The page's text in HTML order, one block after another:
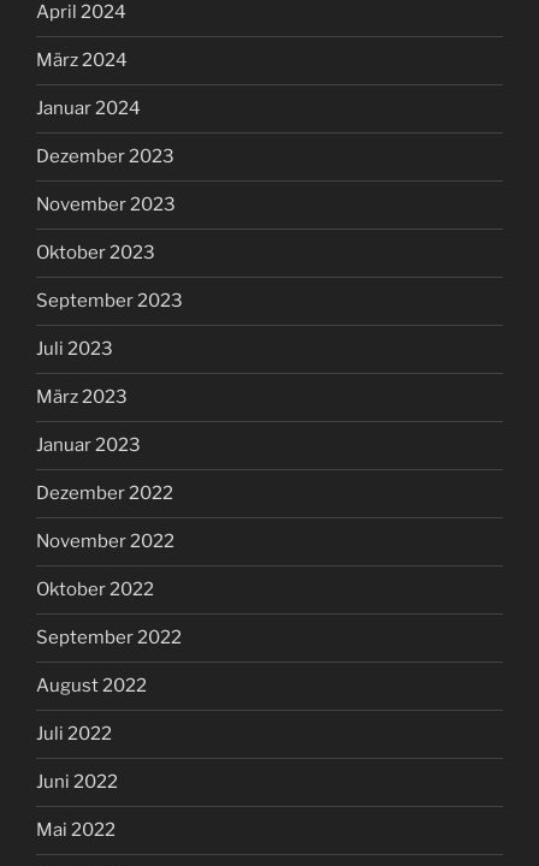
April 2024
März 2024
Januar 2024
Dezember 2023
November 2023
Oktober 2023
September 2023
Juli 2023
März 2023
Januar 2023
Dezember 2022
November 2022
Oktober 2022
September 2022
August 2022
Juli 2022
Juni 2022
Mai 2022